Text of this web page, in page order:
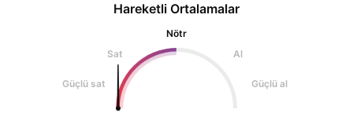
Hareketli Ortalamalar
Nötr
Sat
Al
Güçlü sat Güçlü al